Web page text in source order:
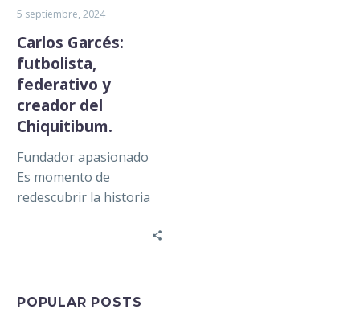
5 septiembre, 2024
Carlos Garcés:
futbolista,
federativo y
creador del
Chiquitibum.
Fundador apasionado
Es momento de
redescubrir la historia
del futbol mexicano tal y
POPULAR POSTS